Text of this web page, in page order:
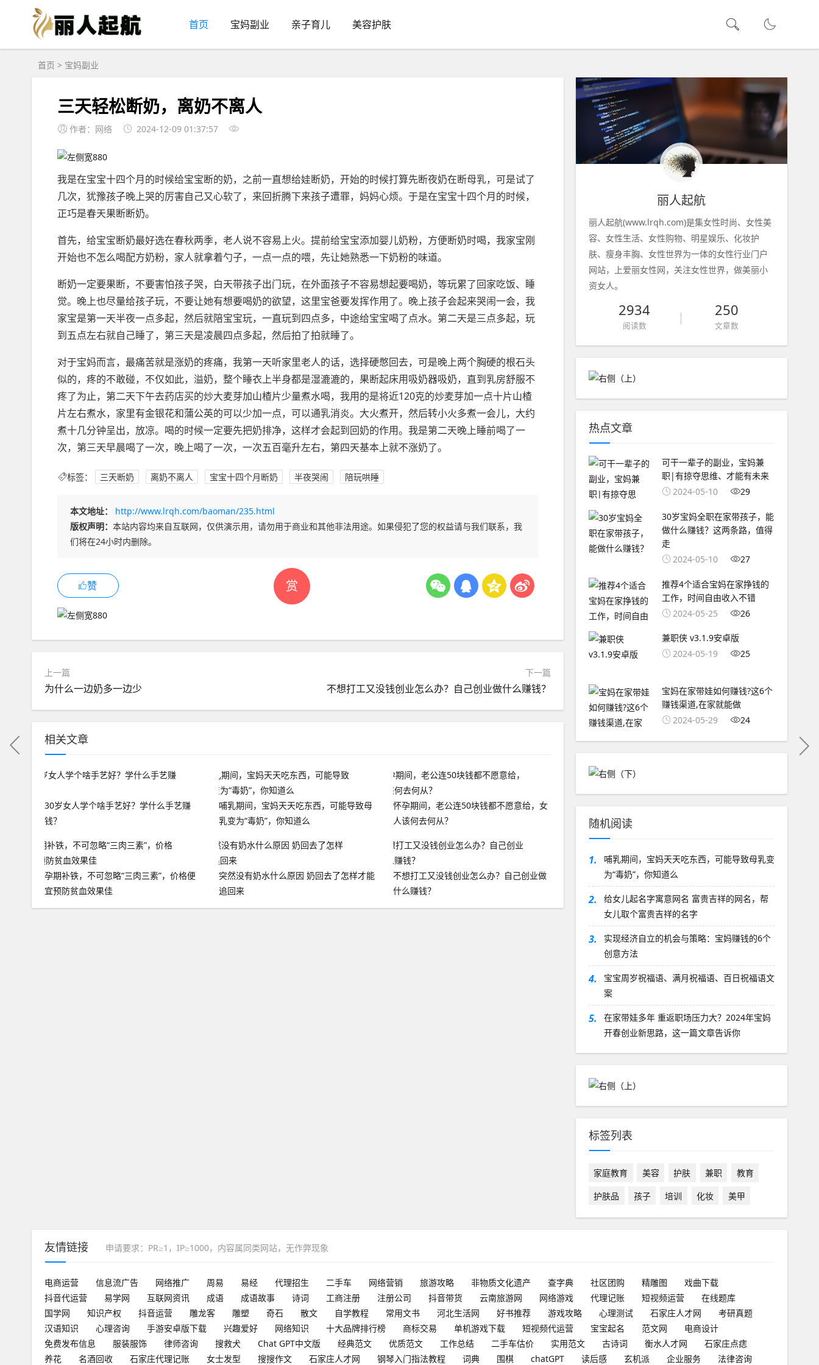
首页 宝妈副业 亲子育儿 美容护肤
首页 > 宝妈副业
三天轻松断奶，离奶不离人
作者：网络 2024-12-09 01:37:57
我是在宝宝十四个月的时候给宝宝断的奶，之前一直想给娃断奶，开始的时候打算先断夜奶在断母乳，可是试了
几次，犹豫孩子晚上哭的厉害自己又心软了，来回折腾下来孩子遭罪，妈妈心烦。于是在宝宝十四个月的时候，
正巧是春天果断断奶。
首先，给宝宝断奶最好选在春秋两季，老人说不容易上火。提前给宝宝添加婴儿奶粉，方便断奶时喝，我家宝刚
开始也不怎么喝配方奶粉，家人就拿着勺子，一点一点的喂，先让她熟悉一下奶粉的味道。
断奶一定要果断，不要害怕孩子哭，白天带孩子出门玩，在外面孩子不容易想起要喝奶，等玩累了回家吃饭、睡
觉。晚上也尽量给孩子玩，不要让她有想要喝奶的欲望，这里宝爸要发挥作用了。晚上孩子会起来哭闹一会，我
家宝是第一天半夜一点多起，然后就陪宝宝玩，一直玩到四点多，中途给宝宝喝了点水。第二天是三点多起，玩
到五点左右就自己睡了，第三天是凌晨四点多起，然后拍了拍就睡了。
对于宝妈而言，最痛苦就是涨奶的疼痛，我第一天听家里老人的话，选择硬憋回去，可是晚上两个胸硬的根石头
似的，疼的不敢碰，不仅如此，溢奶，整个睡衣上半身都是湿漉漉的，果断起床用吸奶器吸奶，直到乳房舒服不
疼了为止，第二天下午去药店买的炒大麦芽加山楂片少量煮水喝，我用的是将近120克的炒麦芽加一点十片山楂
片左右煮水，家里有金银花和蒲公英的可以少加一点，可以通乳消炎。大火煮开，然后转小火多煮一会儿，大约
煮十几分钟呈出，放凉。喝的时候一定要先把奶排净，这样才会起到回奶的作用。我是第二天晚上睡前喝了一
次，第三天早晨喝了一次，晚上喝了一次，一次五百毫升左右，第四天基本上就不涨奶了。
标签： 三天断奶 离奶不离人 宝宝十四个月断奶 半夜哭闹 陪玩哄睡
赏
本文地址：
http://www.lrqh.com/baoman/235.html
版权声明： 本站内容均来自互联网，仅供演示用，请勿用于商业和其他非法用途。如果侵犯了您的权益请与我们联系，我
们将在24小时内删除。
赞
上一篇
为什么一边奶多一边少
下一篇
不想打工又没钱创业怎么办？自己创业做什么赚钱？
相关文章
30岁女人学个啥手艺好？学什么手艺赚
钱？
哺乳期间，宝妈天天吃东西，可能导致母
乳变为“毒奶”，你知道么
怀孕期间，老公连50块钱都不愿意给，女
人该何去何从？
孕期补铁，不可忽略“三肉三素”，价格便
宜预防贫血效果佳
突然没有奶水什么原因 奶回去了怎样才能
追回来
不想打工又没钱创业怎么办？自己创业做
什么赚钱？
丽人起航
丽人起航(www.lrqh.com)是集女性时尚、女性美
容、女性生活、女性购物、明星娱乐、化妆护
肤、瘦身丰胸、女性世界为一体的女性行业门户
网站，上爱丽女性网，关注女性世界，做美丽小
资女人。
2934
阅读数
250
文章数
热点文章
可干一辈子的副业，宝妈兼
职|有掠夺思维、才能有未来
2024-05-10
29
30岁宝妈全职在家带孩子，能
做什么赚钱？这两条路，值得
走
2024-05-10
27
推荐4个适合宝妈在家挣钱的
工作，时间自由收入不错​
2024-05-25
26
兼职侠 v3.1.9安卓版
2024-05-19
25
宝妈在家带娃如何赚钱?这6个
赚钱渠道,在家就能做
2024-05-29
24
随机阅读
1.
哺乳期间，宝妈天天吃东西，可能导致母乳变
为“毒奶”，你知道么
2.
给女儿起名字寓意网名 富贵吉祥的网名，帮
女儿取个富贵吉祥的名字
3.
实现经济自立的机会与策略：宝妈赚钱的6个
创意方法
4.
宝宝周岁祝福语、满月祝福语、百日祝福语文
案
5.
在家带娃多年 重返职场压力大？2024年宝妈
开春创业新思路，这一篇文章告诉你
标签列表
家庭教育 美容 护肤 兼职
教育
护肤品
孩子 培训 化妆 美甲
友情链接 申请要求：PR≥1，IP≥1000，内容属同类网站，无作弊现象
电商运营 信息流广告 网络推广 周易 易经 代理招生 二手车 网络营销 旅游攻略 非物质文化遗产 查字典 社区团购 精雕图
戏曲下载
抖音代运营
易学网 互联网资讯 成语 成语故事 诗词 工商注册 注册公司 抖音带货 云南旅游网 网络游戏 代理记账 短视频运营
在线题库
国学网
知识产权 抖音运营 雕龙客 雕塑 奇石 散文 自学教程 常用文书 河北生活网 好书推荐 游戏攻略 心理测试 石家庄人才网
考研真题
汉语知识
心理咨询 手游安卓版下载 兴趣爱好 网络知识 十大品牌排行榜 商标交易 单机游戏下载 短视频代运营 宝宝起名 范文网
电商设计
免费发布信息
服装服饰 律师咨询 搜救犬 Chat GPT中文版 经典范文 优质范文 工作总结 二手车估价 实用范文 古诗词 衡水人才网
石家庄点痣
养花
名酒回收 石家庄代理记账 女士发型 搜搜作文 石家庄人才网 钢琴入门指法教程 词典 围棋 chatGPT 读后感 玄机派 企业服务 法律咨询